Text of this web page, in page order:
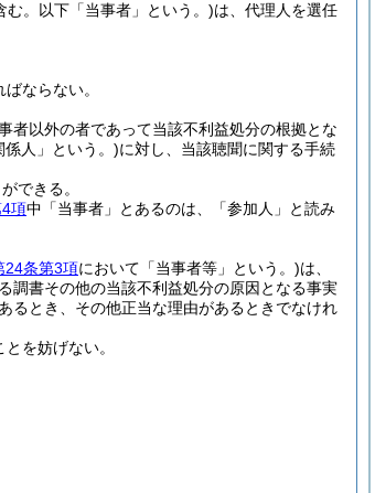
。以下「当事者」という。)は、代理人を選任
ならない。
者以外の者であって当該不利益処分の根拠とな
係人」という。)に対し、当該聴聞に関する手続
できる。
項中「当事者」とあるのは、「参加人」と読み
24条第3項において「当事者等」という。)は、
調書その他の当該不利益処分の原因となる事実
るとき、その他正当な理由があるときでなけれ
を妨げない。